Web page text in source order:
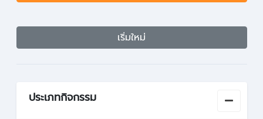
เริ่มใหม่
ประเภทกิจกรรม